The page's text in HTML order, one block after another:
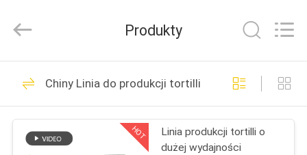
DOMU
PRODUKTY
Technology
Rights
Linia do produkcji
tortilli
436
Produkty
Chiny Linia do produkcji tortilli
HOT
Linia produkcji tortilli o
dużej wydajności